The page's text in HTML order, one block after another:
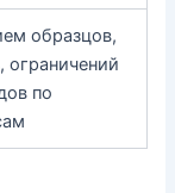
образцов,
ограничений
по